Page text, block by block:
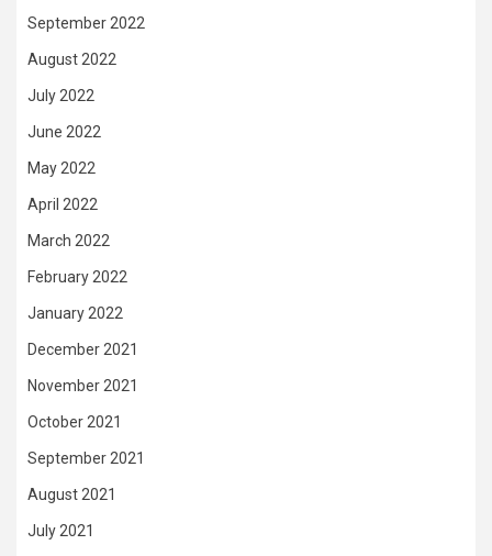
September 2022
August 2022
July 2022
June 2022
May 2022
April 2022
March 2022
February 2022
January 2022
December 2021
November 2021
October 2021
September 2021
August 2021
July 2021